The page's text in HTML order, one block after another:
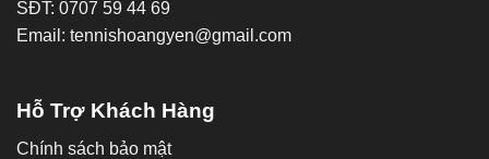
SĐT: 0707 59 44 69
Email: tennishoangyen@gmail.com
Hỗ Trợ Khách Hàng
Chính sách bảo mật